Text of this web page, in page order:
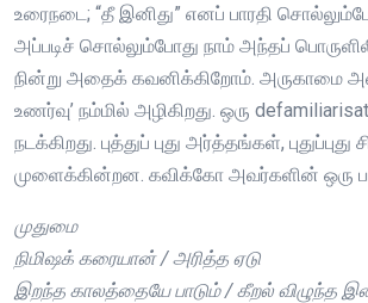
உரைநடை; “தீ இனிது” எனப் பாரதி
அப்படிச் சொல்லும்போது நாம் அந்தப்
நின்று அதைக் கவனிக்கிறோம். அருகாமை
உணர்வு’ நம்மில் அழிகிறது. ஒரு
நடக்கிறது. புத்துப் புது அர்த்தங்கள்,
முளைக்கின்றன. கவிக்கோ அவர்களின் ஒரு
முதுமை
நிமிஷக் கரையான் / அரித்த ஏடு
இறந்த காலத்தையே பாடும் / கீறல் விழுந்த